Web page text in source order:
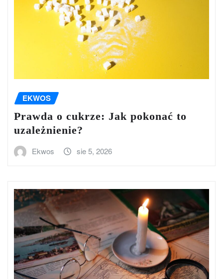
EKWOS
Prawda o cukrze: Jak pokonać to
uzależnienie?
Ekwos sie 5, 2026